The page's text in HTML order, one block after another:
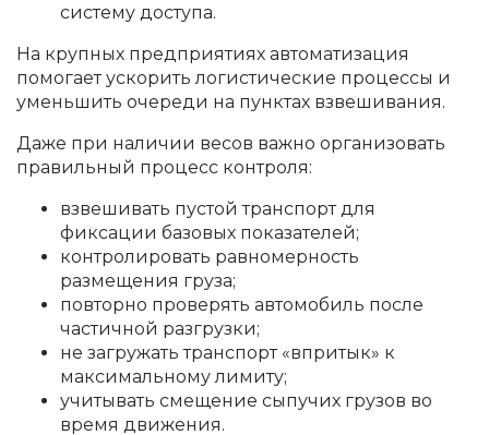
систему доступа.
На крупных предприятиях автоматизация
помогает ускорить логистические процессы и
уменьшить очереди на пунктах взвешивания.
Даже при наличии весов важно организовать
правильный процесс контроля:
взвешивать пустой транспорт для
фиксации базовых показателей;
контролировать равномерность
размещения груза;
повторно проверять автомобиль после
частичной разгрузки;
не загружать транспорт «впритык» к
максимальному лимиту;
учитывать смещение сыпучих грузов во
время движения.